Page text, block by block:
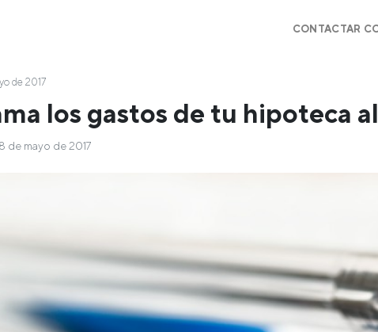
CONTACTAR
de 2017
los gastos de tu hipoteca
8 de mayo de 2017